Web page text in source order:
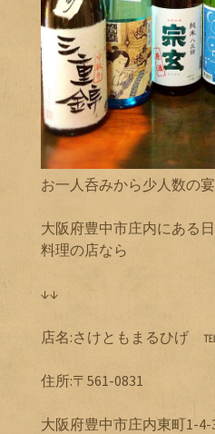
お一人呑みから少人数の
大阪府豊中市庄内にある
料理の店なら
↓↓
店名:さけともまるひげ
住所:〒561-0831
大阪府豊中市庄内東町1-